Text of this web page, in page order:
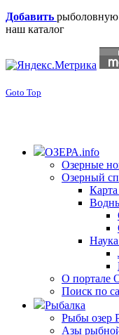
Добавить рыболовную
наш каталог
Goto Top
ОЗЕРА.info
Озерные
Озерный
О портале
Поиск по
Рыбалка
Рыбы озер
Азы